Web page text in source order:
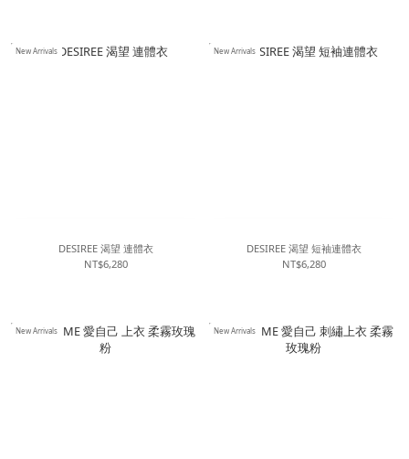
New Arrivals
DESIREE 渴望 連體衣
NT$6,280
New Arrivals
DESIREE 渴望 短袖連體衣
NT$6,280
New Arrivals New Arrivals